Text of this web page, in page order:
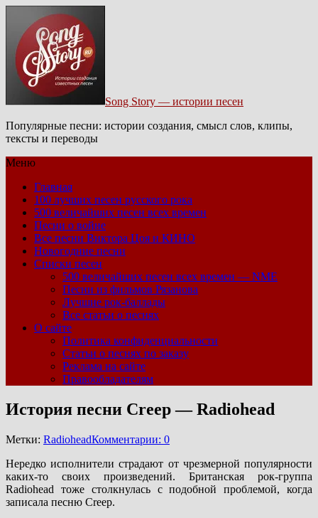
Song Story — истории песен
Популярные песни: истории создания, смысл слов, клипы,
тексты и переводы
Меню
Главная
100 лучших песен русского рока
500 величайших песен всех времен
Песни о войне
Все песни Виктора Цоя и КИНО
Новогодние песни
Списки песен
500 величайших песен всех времен — NME
Песни из фильмов Рязанова
Лучшие рок-баллады
Все статьи о песнях
О сайте
Политика конфиденциальности
Статьи о песнях по заказу
Реклама на сайте
Правообладателям
История песни Creep — Radiohead
Метки: RadioheadКомментарии: 0
Нередко исполнители страдают от чрезмерной популярности
каких-то своих произведений. Британская рок-группа
Radiohead тоже столкнулась с подобной проблемой, когда
записала песню Creep.